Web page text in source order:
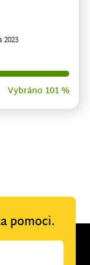
Vybráno 101 %
pomoci.